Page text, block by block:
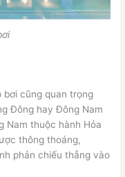
bơi cũng quan trọng
Đông hay Đông Nam
Nam thuộc hành Hỏa
thông thoáng,
phản chiếu thẳng vào